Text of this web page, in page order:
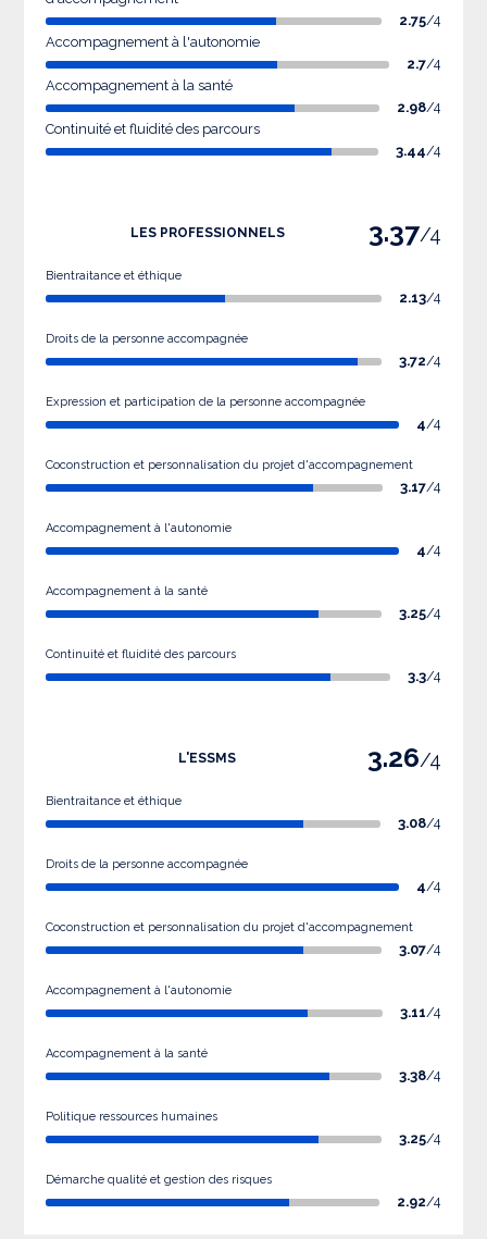
2.75/4
Accompagnement à l'autonomie
2.7/4
Accompagnement à la santé
2.98/4
Continuité et fluidité des parcours
3.44/4
LES PROFESSIONNELS 3.37/4
Bientraitance et éthique
2.13/4
Droits de la personne accompagnée
3.72/4
Expression et participation de la personne accompagnée
4/4
Coconstruction et personnalisation du projet d'accompagnement
3.17/4
Accompagnement à l'autonomie
4/4
Accompagnement à la santé
3.25/4
Continuité et fluidité des parcours
3.3/4
L'ESSMS 3.26/4
Bientraitance et éthique
3.08/4
Droits de la personne accompagnée
4/4
Coconstruction et personnalisation du projet d'accompagnement
3.07/4
Accompagnement à l'autonomie
3.11/4
Accompagnement à la santé
3.38/4
Politique ressources humaines
3.25/4
Démarche qualité et gestion des risques
2.92/4